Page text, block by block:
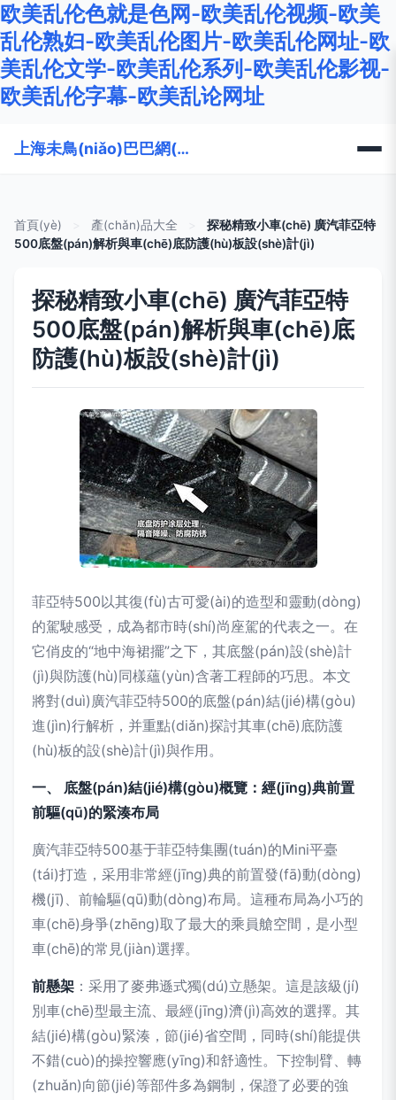
欧美乱伦色就是色网-欧美乱伦视频-欧美
乱伦熟妇-欧美乱伦图片-欧美乱伦网址-欧
美乱伦文学-欧美乱伦系列-欧美乱伦影视-
欧美乱伦字幕-欧美乱论网址
上海未鳥(niǎo)巴巴網(wǎng)絡(luò)科技有限公司
首頁(yè) 產(chǎn)品大全
探秘精致小車(chē) 廣汽菲亞特
500底盤(pán)解析與車(chē)底防護(hù)板設(shè)計(jì)
探秘精致小車(chē) 廣汽菲亞特
500底盤(pán)解析與車(chē)底
防護(hù)板設(shè)計(jì)
菲亞特500以其復(fù)古可愛(ài)的造型和靈動(dòng)
的駕駛感受，成為都市時(shí)尚座駕的代表之一。在
它俏皮的“地中海裙擺”之下，其底盤(pán)設(shè)計
(jì)與防護(hù)同樣蘊(yùn)含著工程師的巧思。本文
將對(duì)廣汽菲亞特500的底盤(pán)結(jié)構(gòu)
進(jìn)行解析，并重點(diǎn)探討其車(chē)底防護
(hù)板的設(shè)計(jì)與作用。
一、 底盤(pán)結(jié)構(gòu)概覽：經(jīng)典前置
前驅(qū)的緊湊布局
廣汽菲亞特500基于菲亞特集團(tuán)的Mini平臺
(tái)打造，采用非常經(jīng)典的前置發(fā)動(dòng)
機(jī)、前輪驅(qū)動(dòng)布局。這種布局為小巧的
車(chē)身爭(zhēng)取了最大的乘員艙空間，是小型
車(chē)的常見(jiàn)選擇。
前懸架 ：采用了麥弗遜式獨(dú)立懸架。這是該級(jí)
別車(chē)型最主流、最經(jīng)濟(jì)高效的選擇。其
結(jié)構(gòu)緊湊，節(jié)省空間，同時(shí)能提供
不錯(cuò)的操控響應(yīng)和舒適性。下控制臂、轉
(zhuǎn)向節(jié)等部件多為鋼制，保證了必要的強